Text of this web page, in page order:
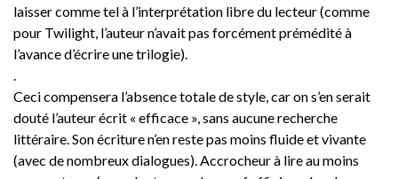
laisser comme tel à l’interprétation libre du lecteur (comme
pour Twilight, l’auteur n’avait pas forcément prémédité à
l’avance d’écrire une trilogie).
.
Ceci compensera l’absence totale de style, car on s’en serait
douté l’auteur écrit « efficace », sans aucune recherche
littéraire. Son écriture n’en reste pas moins fluide et vivante
(avec de nombreux dialogues). Accrocheur à lire au moins